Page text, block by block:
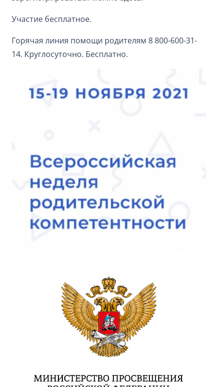
Участие бесплатное.
Горячая линия помощи родителям 8 800-600-31-
14. Круглосуточно. Бесплатно.